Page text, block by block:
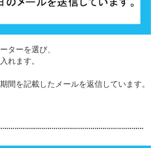
ターを選び、
れます。
間を記載したメールを返信しています。